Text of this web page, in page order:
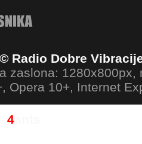
Radio Dobre
zaslona: 1280x800px,
Opera 10+, Internet
4